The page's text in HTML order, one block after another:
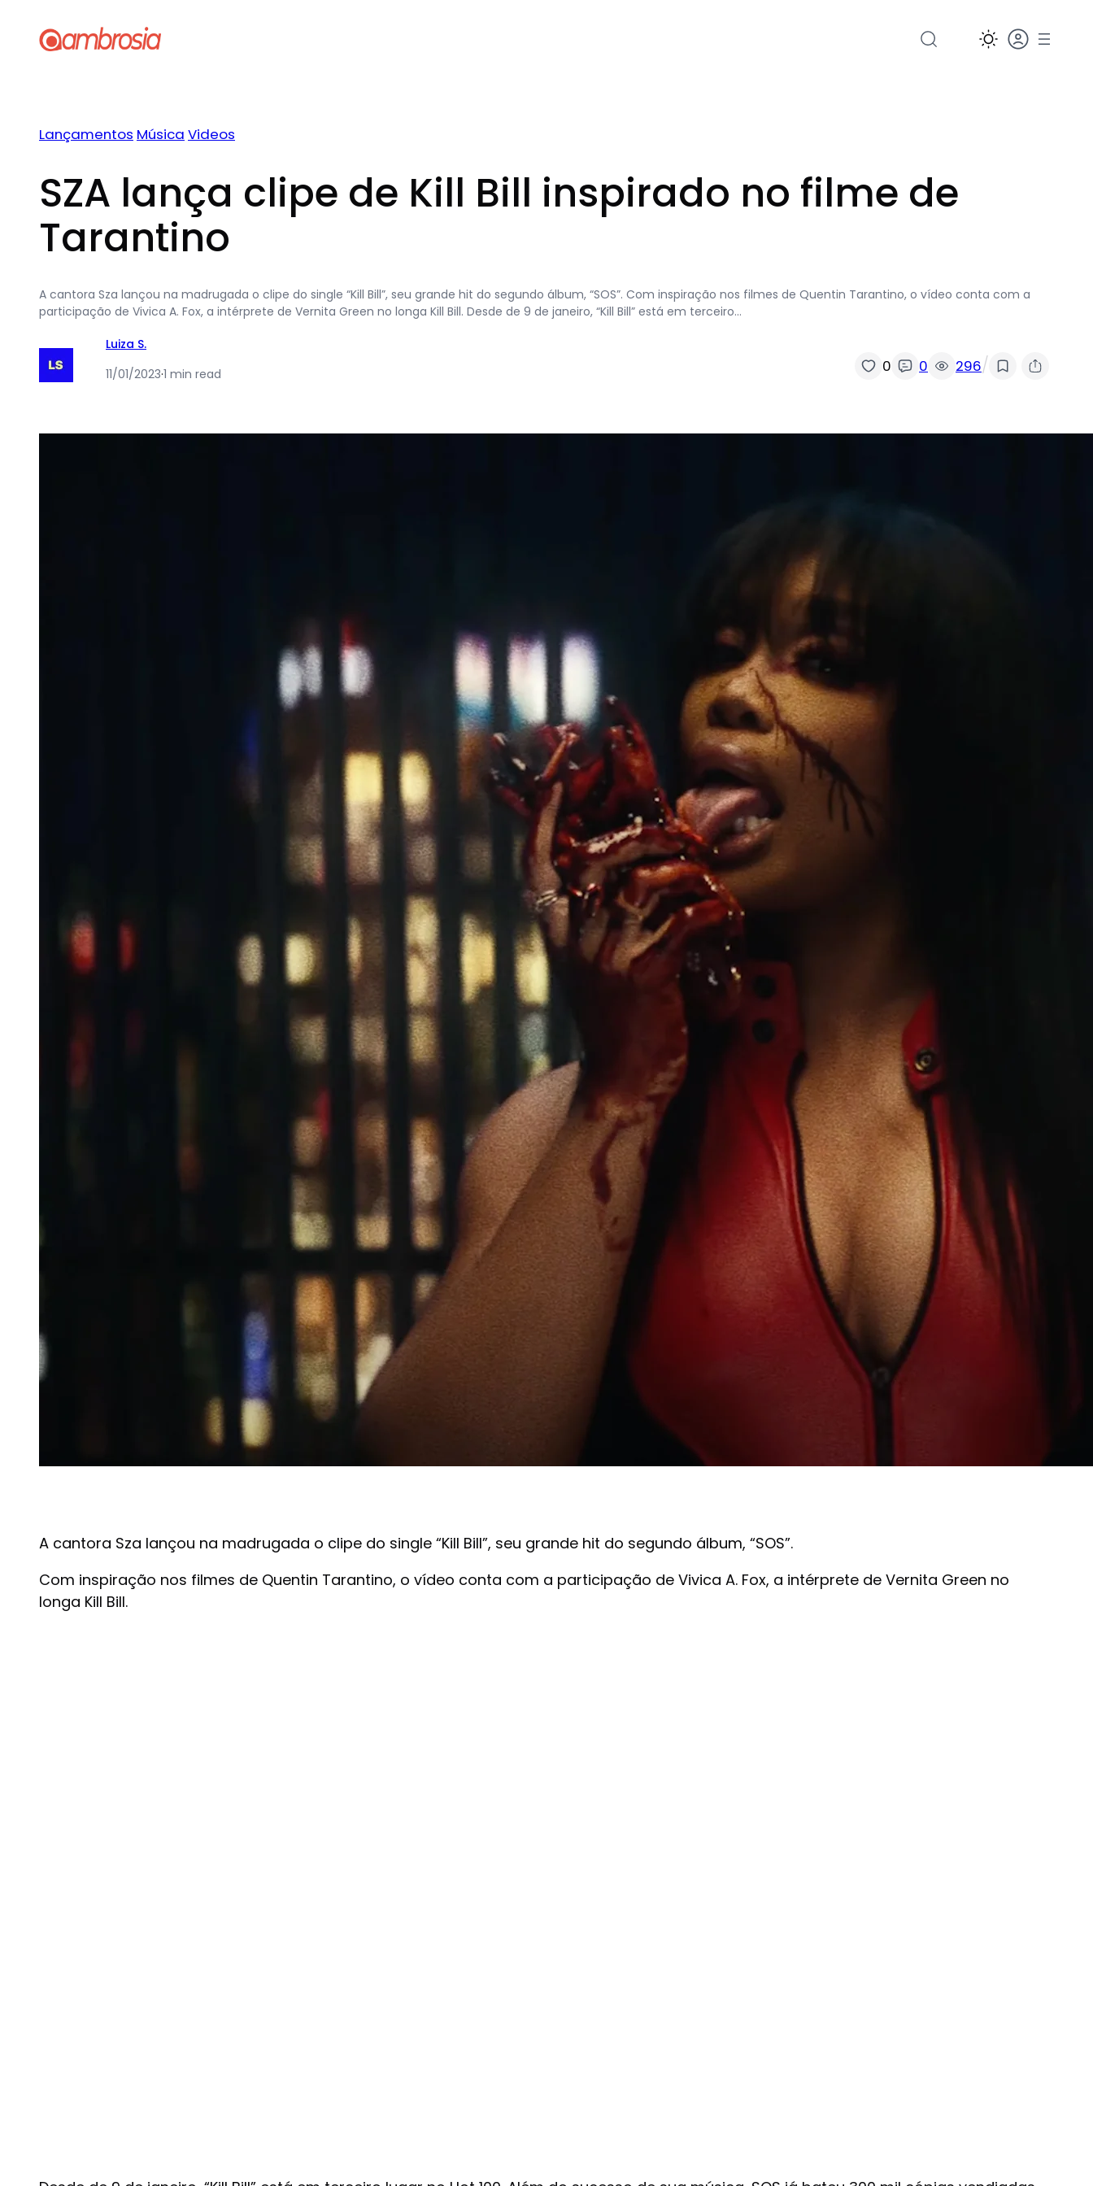
Lançamentos Música Videos
SZA lança clipe de Kill Bill inspirado no filme de
Tarantino
A cantora Sza lançou na madrugada o clipe do single “Kill Bill”, seu grande hit do segundo álbum, “SOS”. Com inspiração nos filmes de Quentin Tarantino, o vídeo conta com a
participação de Vivica A. Fox, a intérprete de Vernita Green no longa Kill Bill. Desde de 9 de janeiro, “Kill Bill” está em terceiro…
Luiza S.
11/01/2023·1 min read 0 0 296/
A cantora Sza lançou na madrugada o clipe do single “Kill Bill”, seu grande hit do segundo álbum, “SOS”.
Com inspiração nos filmes de Quentin Tarantino, o vídeo conta com a participação de Vivica A. Fox, a intérprete de Vernita Green no
longa Kill Bill.